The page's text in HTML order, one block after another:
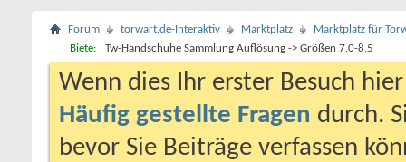
Forum torwart.de-Interaktiv Marktplatz
Marktplatz für
Biete:
Tw-Handschuhe Sammlung Auflösung -> Größen 7,0-8,5
Wenn dies Ihr erster Besuch
Häufig gestellte Fragen durch.
bevor Sie Beiträge verfassen